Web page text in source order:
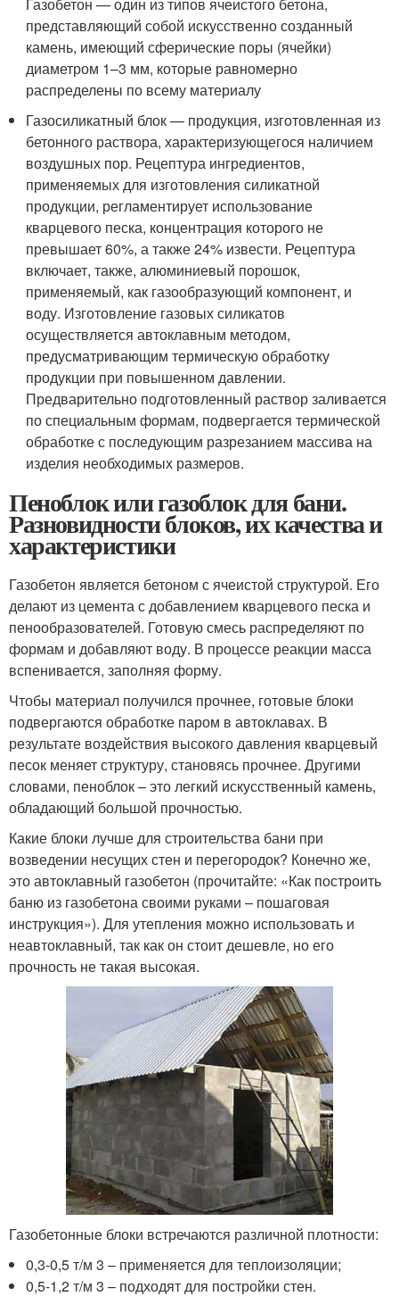
представляющий собой искусственно созданный
камень, имеющий сферические поры (ячейки)
диаметром 1–3 мм, которые равномерно
распределены по всему материалу
Газосиликатный блок — продукция, изготовленная из
бетонного раствора, характеризующегося наличием
воздушных пор. Рецептура ингредиентов,
применяемых для изготовления силикатной
продукции, регламентирует использование
кварцевого песка, концентрация которого не
превышает 60%, а также 24% извести. Рецептура
включает, также, алюминиевый порошок,
применяемый, как газообразующий компонент, и
воду. Изготовление газовых силикатов
осуществляется автоклавным методом,
предусматривающим термическую обработку
продукции при повышенном давлении.
Предварительно подготовленный раствор заливается
по специальным формам, подвергается термической
обработке с последующим разрезанием массива на
изделия необходимых размеров.
Пеноблок или газоблок для бани.
Разновидности блоков, их качества и
характеристики
Газобетон является бетоном с ячеистой структурой. Его
делают из цемента с добавлением кварцевого песка и
пенообразователей. Готовую смесь распределяют по
формам и добавляют воду. В процессе реакции масса
вспенивается, заполняя форму.
Чтобы материал получился прочнее, готовые блоки
подвергаются обработке паром в автоклавах. В
результате воздействия высокого давления кварцевый
песок меняет структуру, становясь прочнее. Другими
словами, пеноблок – это легкий искусственный камень,
обладающий большой прочностью.
Какие блоки лучше для строительства бани при
возведении несущих стен и перегородок? Конечно же,
это автоклавный газобетон (прочитайте: «Как построить
баню из газобетона своими руками – пошаговая
инструкция»). Для утепления можно использовать и
неавтоклавный, так как он стоит дешевле, но его
прочность не такая высокая.
Газобетонные блоки встречаются различной плотности:
0,3-0,5 т/м 3 – применяется для теплоизоляции;
0,5-1,2 т/м 3 – подходят для постройки стен.